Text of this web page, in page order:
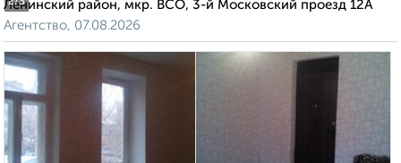
Ленинский район, мкр. ВСО, 3-й Московский проезд 12А
Агентство, 07.08.2026